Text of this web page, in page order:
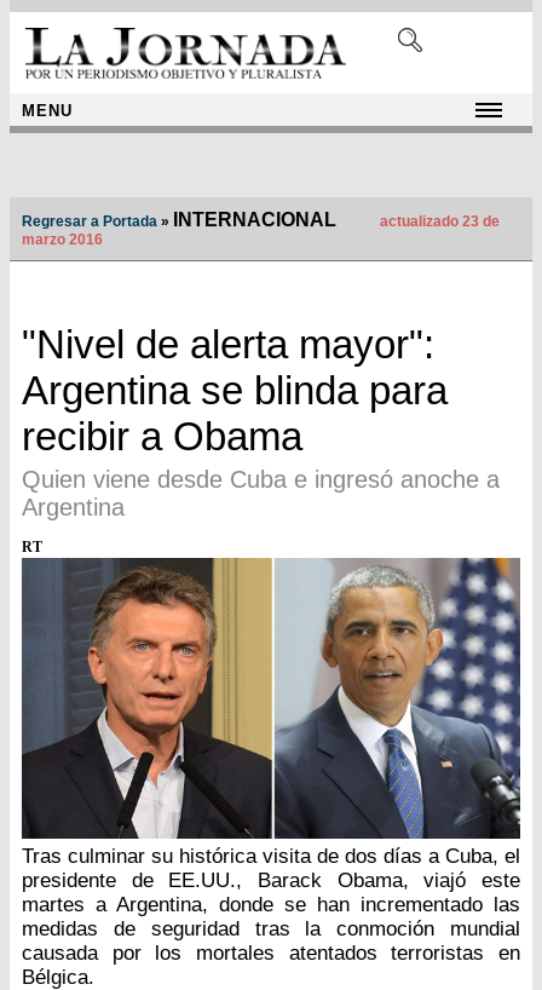
MENU
Regresar a Portada » INTERNACIONAL
actualizado 23 de
marzo 2016
"Nivel de alerta mayor":
Argentina se blinda para
recibir a Obama
Quien viene desde Cuba e ingresó anoche a
Argentina
RT
Tras culminar su histórica visita de dos días a Cuba, el
presidente de EE.UU., Barack Obama, viajó este
martes a Argentina, donde se han incrementado las
medidas de seguridad tras la conmoción mundial
causada por los mortales atentados terroristas en
Bélgica.